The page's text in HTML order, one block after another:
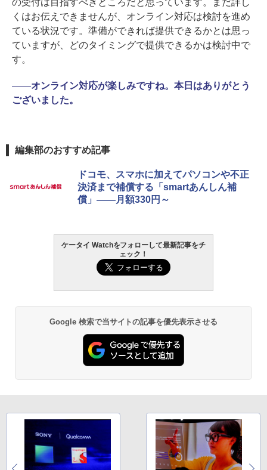
くはお伝えできませんが、オンライン対応は検討を進め
ている状況です。準備ができれば提供できるかとは思っ
ていますが、どのタイミングで提供できるかは検討中で
す。
――オンライン対応が楽しみですね。本日はありがとう
ございました。
編集部のおすすめ記事
ドコモ、スマホに加えてパソコンや不正
決済まで補償する「smartあんしん補
償」――月額330円～
ケータイ Watchをフォローして最新記事をチ
ェック！
Google 検索で当サイトの記事を優先表示させる